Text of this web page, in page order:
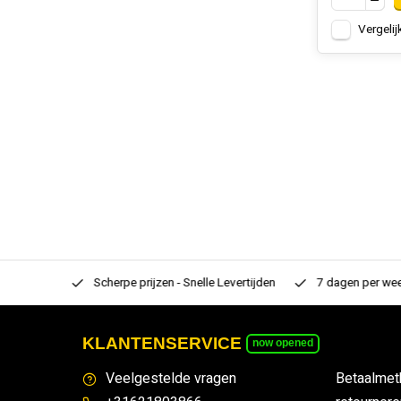
Scherpe prijzen - Snelle Levertijden 7 dagen per
KLANTENSERVICE now opened
Veelgestelde vragen